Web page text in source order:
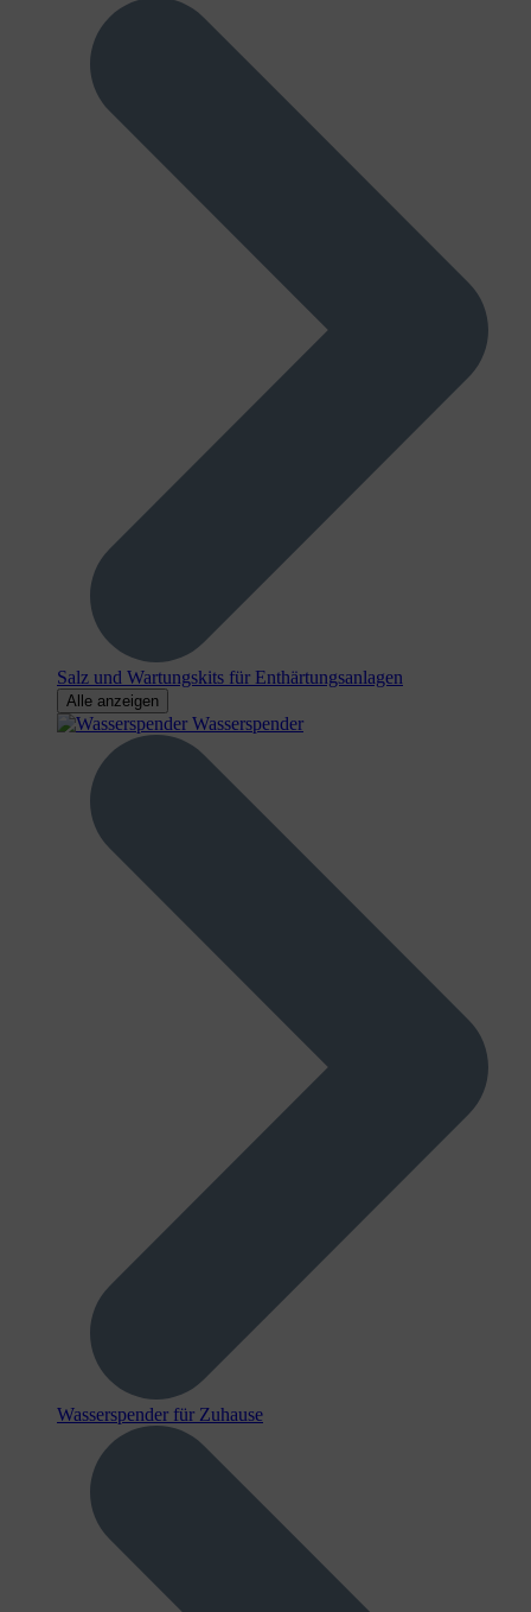
Salz und Wartungskits für Enthärtungsanlagen
Alle anzeigen
Wasserspender
Wasserspender für Zuhause